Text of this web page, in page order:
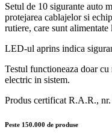
Setul de 10 sigurante auto
protejarea cablajelor si
rutiere, care sunt
LED-ul aprins indica
Testul functioneaza doar
electric in sistem.
Produs certificat R.A.R.,
Peste 150.000 de produse